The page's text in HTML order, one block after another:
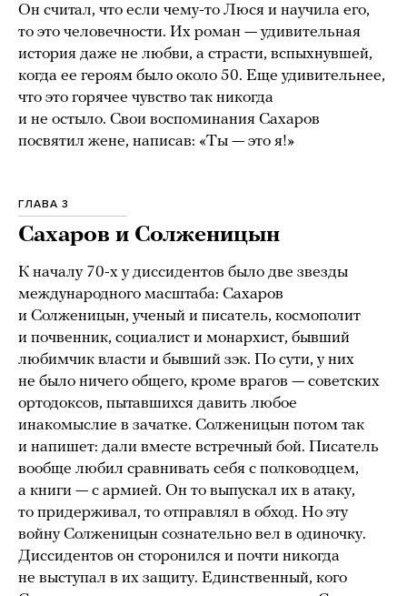
Он считал, что если чему-то Люся и научила его,
то это человечности. Их роман — удивительная
история даже не любви, а страсти, вспыхнувшей,
когда ее героям было около 50. Еще удивительнее,
что это горячее чувство так никогда
и не остыло. Свои воспоминания Сахаров
посвятил жене, написав: «Ты — это я!»
ГЛАВА 3
Сахаров и Солженицын
К началу 70-х у диссидентов было две звезды
международного масштаба: Сахаров
и Солженицын, ученый и писатель, космополит
и почвенник, социалист и монархист, бывший
любимчик власти и бывший зэк. По сути, у них
не было ничего общего, кроме врагов — советских
ортодоксов, пытавшихся давить любое
инакомыслие в зачатке. Солженицын потом так
и напишет: дали вместе встречный бой. Писатель
вообще любил сравнивать себя с полководцем,
а книги — с армией. Он то выпускал их в атаку,
то придерживал, то отправлял в обход. Но эту
войну Солженицын сознательно вел в одиночку.
Диссидентов он сторонился и почти никогда
не выступал в их защиту. Единственный, кого